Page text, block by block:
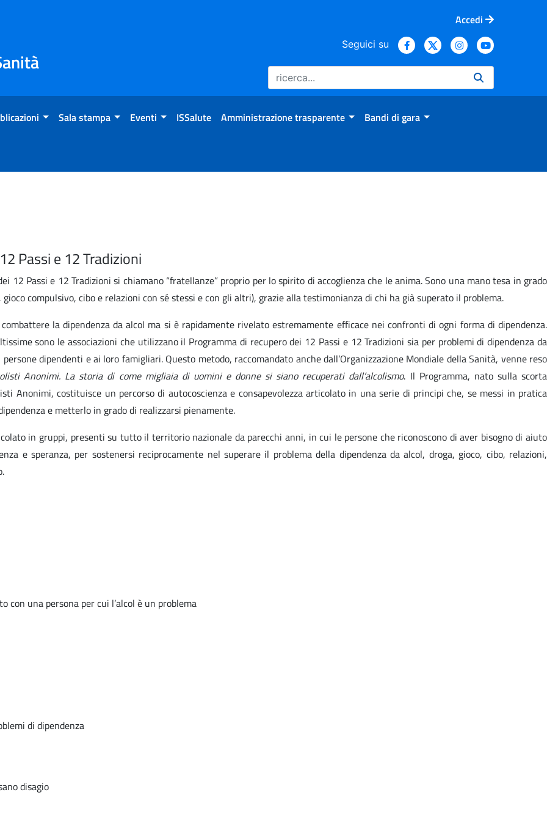
Accedi
Seguici su
Sala stampa Eventi ISSalute Amministrazione trasparente Bandi di gara
Passi e 12 Tradizioni
12 Passi e 12 Tradizioni si chiamano “fratellanze” proprio per lo spirito di accoglienza che le anima. Sono una mano tesa in grado
compulsivo, cibo e relazioni con sé stessi e con gli altri), grazie alla testimonianza di chi ha già superato il problema.
la dipendenza da alcol ma si è rapidamente rivelato estremamente efficace nei confronti di ogni forma di dipendenza.
sono le associazioni che utilizzano il Programma di recupero dei 12 Passi e 12 Tradizioni sia per problemi di dipendenza da
dipendenti e ai loro famigliari. Questo metodo, raccomandato anche dall’Organizzazione Mondiale della Sanità, venne reso
Anonimi. La storia di come migliaia di uomini e donne si siano recuperati dall’alcolismo. Il Programma, nato sulla scorta
Anonimi, costituisce un percorso di autocoscienza e consapevolezza articolato in una serie di principi che, se messi in pratica
e metterlo in grado di realizzarsi pienamente.
in gruppi, presenti su tutto il territorio nazionale da parecchi anni, in cui le persone che riconoscono di aver bisogno di aiuto
e speranza, per sostenersi reciprocamente nel superare il problema della dipendenza da alcol, droga, gioco, cibo, relazioni,
con una persona per cui l’alcol è un problema
di dipendenza
disagio